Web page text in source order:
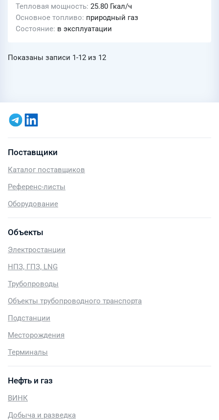
Тепловая мощность 25.80 Гкал/ч
Основное топливо природный газ
Состояние в эксплуатации
Показаны записи 1-12 из 12
Поставщики
Каталог поставщиков
Референс-листы
Оборудование
Объекты
Электростанции
НПЗ, ГПЗ, LNG
Трубопроводы
Объекты трубопроводного транспорта
Подстанции
Месторождения
Терминалы
Нефть и газ
ВИНК
Добыча и разведка